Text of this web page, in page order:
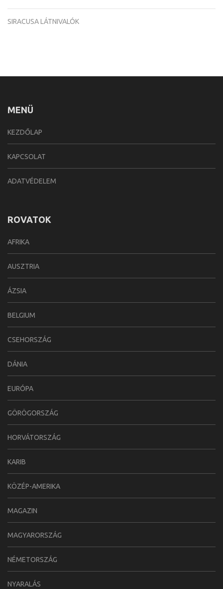
SIRACUSA LÁTNIVALÓK
MENÜ
KEZDŐLAP
KAPCSOLAT
ADATVÉDELEM
ROVATOK
AFRIKA
AUSZTRIA
ÁZSIA
BELGIUM
CSEHORSZÁG
DÁNIA
EURÓPA
GÖRÖGORSZÁG
HORVÁTORSZÁG
KARIB
KÖZÉP-AMERIKA
MAGAZIN
MAGYARORSZÁG
NÉMETORSZÁG
NYARALÁS